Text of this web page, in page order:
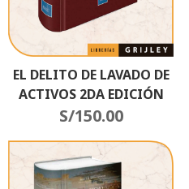
EL DELITO DE LAVADO DE
ACTIVOS 2DA EDICIÓN
S/150.00